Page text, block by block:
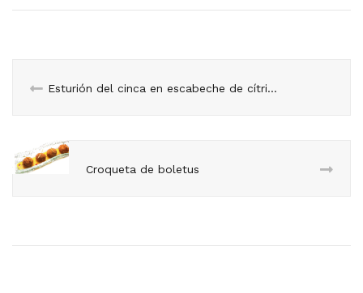
Esturión del cinca en escabeche de cítricos, crema de calabaza e hinojo
Croqueta de boletus